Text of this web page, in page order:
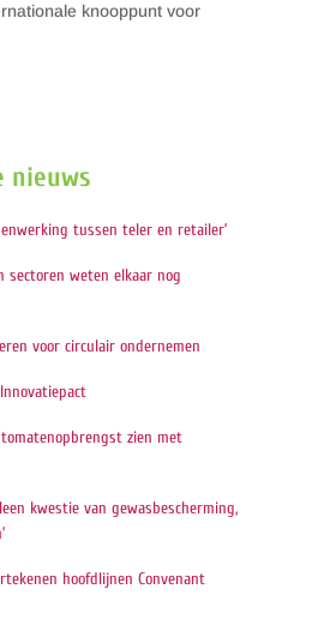
knooppunt voor
nieuws
tussen teler en retailer’
sectoren weten elkaar nog
voor circulair ondernemen
zien met
kwestie van gewasbescherming,
hoofdlijnen Convenant